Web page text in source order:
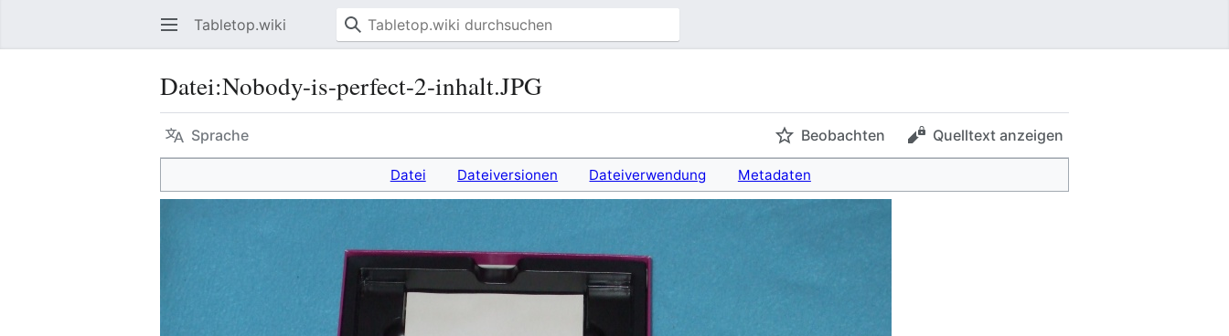
Tabletop.wiki
Datei:Nobody-is-perfect-2-inhalt.JPG
Sprache Beobachten Quelltext anzeigen
Datei Dateiversionen Dateiverwendung Metadaten